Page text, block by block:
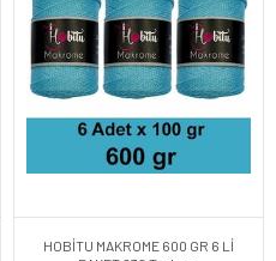
HOBİTU MAKROME 600 GR 6 Lİ